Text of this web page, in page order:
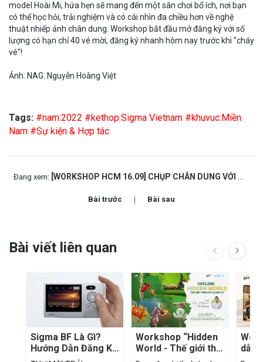
model Hoài Mi, hứa hẹn sẽ mang đến một sân chơi bổ ích, nơi bạn
có thể học hỏi, trải nghiệm và có cái nhìn đa chiều hơn về nghệ
thuật nhiếp ảnh chân dung. Workshop bắt đầu mở đăng ký với số
lượng có hạn chỉ 40 vé mời, đăng ký nhanh hôm nay trước khi "cháy
vé"!
Ảnh: NAG. Nguyễn Hoàng Việt
Tags: #nam:2022 #kethop:Sigma Vietnam #khuvuc:Miền
Nam #Sự kiện & Hợp tác
Đang xem: [WORKSHOP HCM 16.09] CHỤP CHÂN DUNG VỚI MỘT NGUỒN SÁNG CÙNG NAG.NGUYỄN HOÀNG VIỆT
Bài trước Bài sau
Bài viết liên quan
Sigma BF Là Gì?
Hướng Dẫn Đăng Ký
Mượn Máy Trải
Workshop “Hidden
World - Thế giới thu
nhỏ quanh ta”
dẫn
sản